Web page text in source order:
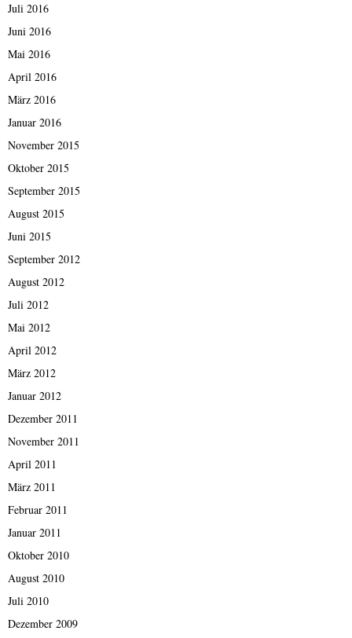
Juli 2016
Juni 2016
Mai 2016
April 2016
März 2016
Januar 2016
November 2015
Oktober 2015
September 2015
August 2015
Juni 2015
September 2012
August 2012
Juli 2012
Mai 2012
April 2012
März 2012
Januar 2012
Dezember 2011
November 2011
April 2011
März 2011
Februar 2011
Januar 2011
Oktober 2010
August 2010
Juli 2010
Dezember 2009